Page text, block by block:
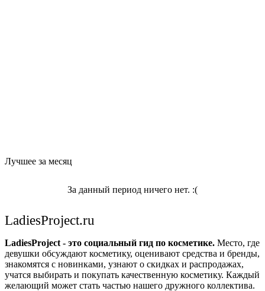
Лучшее за месяц
За данный период ничего нет. :(
LadiesProject.ru
LadiesProject - это социальный гид по косметике. Место, где
девушки обсуждают косметику, оценивают средства и бренды,
знакомятся с новинками, узнают о скидках и распродажах,
учатся выбирать и покупать качественную косметику. Каждый
желающий может стать частью нашего дружного коллектива.